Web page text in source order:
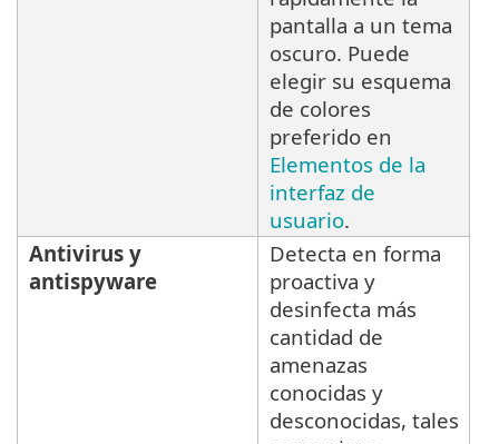
pantalla a un tema
oscuro. Puede
elegir su esquema
de colores
preferido en
Elementos de la
interfaz de
usuario.
Antivirus y
antispyware
Detecta en forma
proactiva y
desinfecta más
cantidad de
amenazas
conocidas y
desconocidas, tales